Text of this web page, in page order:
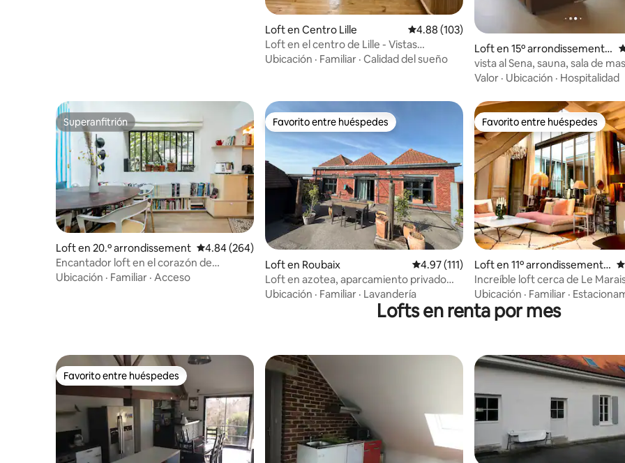
Loft en Centro Lille Calificación promedio: 4.88 de 5; 103
4.88 (103)
Loft en el centro de Lille - Vistas
impresionantes - Un remanso de
Ubicación · Familiar · Calidad del sueño
Loft en 15º arrondissement d
e París
vista al Sena, sauna, sala de
Valor · Ubicación · Hospitalidad
Superanfitrión
Superanfitrión
Loft en 20.º arrondissement Calificación promedio: 4.84 de 5; 264 evaluaciones
4.84 (264)
Encantador loft en el corazón de
Belleville
Ubicación · Familiar · Acceso
Favorito entre huéspedes
Favorito entre huéspedes
Loft en Roubaix Calificación promedio: 4.97 de 5; 111
4.97 (111)
Loft en azotea, aparcamiento privado
cerca del metro
Ubicación · Familiar · Lavandería
Favorito entre huéspedes
Favorito entre huéspedes
Loft en 11º arrondissement
de París
Increíble loft cerca de Le
Ubicación · Familiar ·
Lofts en renta por mes
Favorito entre huéspedes
Favorito entre huéspedes